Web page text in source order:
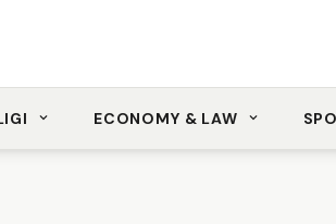
ECONOMY & LAW